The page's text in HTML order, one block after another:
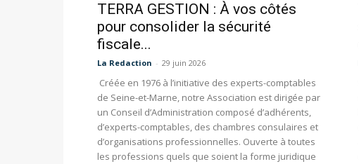
TERRA GESTION : À vos côtés
pour consolider la sécurité
fiscale...
La Redaction - 29 juin 2026
Créée en 1976 à l’initiative des experts-comptables
de Seine-et-Marne, notre Association est dirigée par
un Conseil d’Administration composé d’adhérents,
d’experts-comptables, des chambres consulaires et
d’organisations professionnelles. Ouverte à toutes
les professions quels que soient la forme juridique